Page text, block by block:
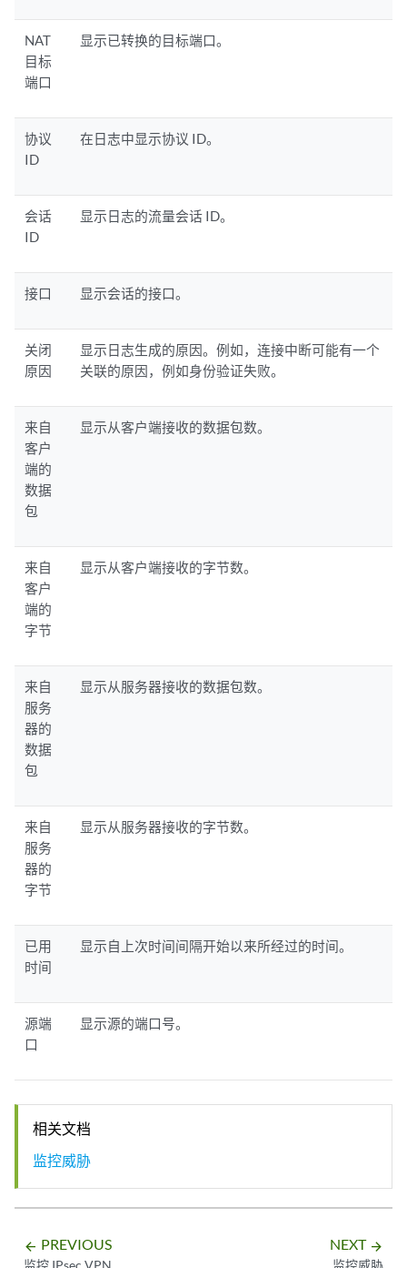
NAT
目标
端口
显示已转换的目标端口。
协议
ID
在日志中显示协议 ID。
会话
ID
显示日志的流量会话 ID。
接口 显示会话的接口。
关闭
原因
显示日志生成的原因。例如，连接中断可能有一个
关联的原因，例如身份验证失败。
来自
客户
端的
数据
包
显示从客户端接收的数据包数。
来自
客户
端的
字节
显示从客户端接收的字节数。
来自
服务
器的
数据
包
显示从服务器接收的数据包数。
来自
服务
器的
字节
显示从服务器接收的字节数。
已用
时间
显示自上次时间间隔开始以来所经过的时间。
源端
口
显示源的端口号。
相关文档
监控威胁
arrow_backward PREVIOUS NEXT arrow_forward